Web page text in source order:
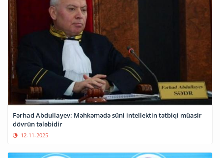
Fərhad Abdullayev: Məhkəmədə süni intellektin tətbiqi müasir
dövrün tələbidir
12-11-2025